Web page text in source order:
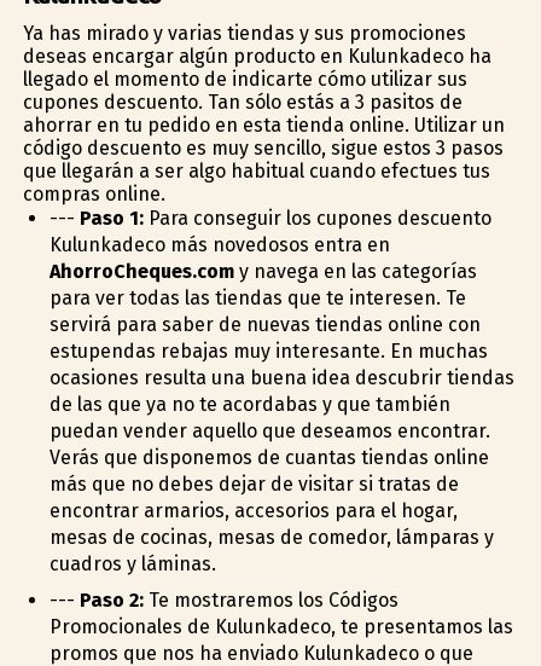
Ya has mirado y varias tiendas y sus promociones
deseas encargar algún producto en Kulunkadeco ha
llegado el momento de indicarte cómo utilizar sus
cupones descuento. Tan sólo estás a 3 pasitos de
ahorrar en tu pedido en esta tienda online. Utilizar un
código descuento es muy sencillo, sigue estos 3 pasos
que llegarán a ser algo habitual cuando efectues tus
compras online.
--- Paso 1:Para conseguir los cupones descuento
Kulunkadeco más novedosos entra en
AhorroCheques.comy navega en las categorías
para ver todas las tiendas que te interesen. Te
servirá para saber de nuevas tiendas online con
estupendas rebajas muy interesante. En muchas
ocasiones resulta una buena idea descubrir tiendas
de las que ya no te acordabas y que también
puedan vender aquello que deseamos encontrar.
Verás que disponemos de cuantas tiendas online
más que no debes dejar de visitar si tratas de
encontrar armarios, accesorios para el hogar,
mesas de cocinas, mesas de comedor, lámparas y
cuadros y láminas.
--- Paso 2:Te mostraremos los Códigos
Promocionales de Kulunkadeco, te presentamos las
promos que nos ha enviado Kulunkadeco o que